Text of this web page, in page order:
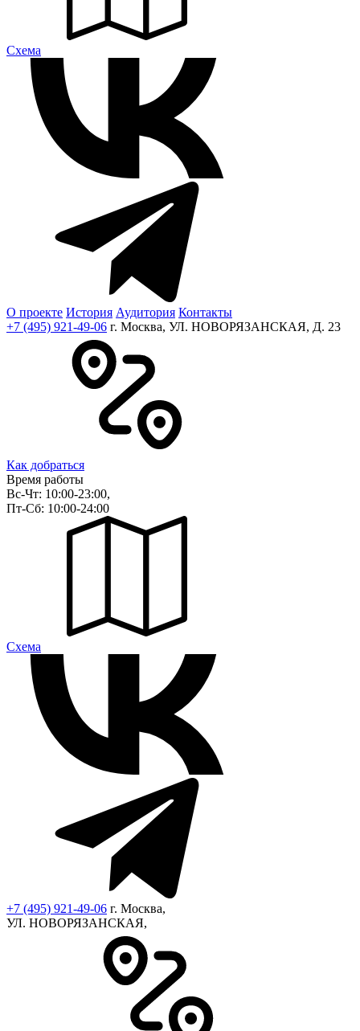
Cхема
О проекте История Аудитория Контакты
+7 (495) 921-49-06 г. Москва, УЛ. НОВОРЯЗАНСКАЯ, Д. 23
Как добраться
Время работы
Вс-Чт: 10:00-23:00,
Пт-Сб: 10:00-24:00
Cхема
+7 (495) 921-49-06 г. Москва,
УЛ. НОВОРЯЗАНСКАЯ,